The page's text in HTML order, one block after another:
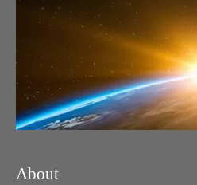
About